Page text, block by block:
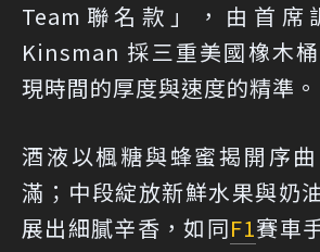
Team聯名款」，由首席
Kinsman 採三重美國橡木
現時間的厚度與速度的精準。
酒液以楓糖與蜂蜜揭開序
滿；中段綻放新鮮水果與奶
展出細膩辛香，如同F1賽車